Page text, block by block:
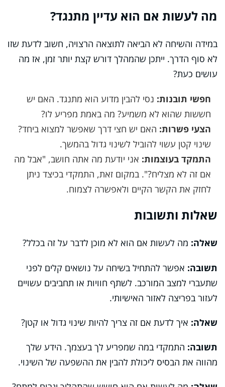
מה לעשות אם הוא עדיין מתנגד?
במידה והשיחה לא הביאה לתוצאה הרצויה, חשוב לדעת שזו
לא סוף הדרך. ייתכן שהמהלך דורש קצת יותר זמן, אז מה
עושים כעת?
חפשי תובנות: נסי להבין מדוע הוא מתנגד. האם יש
חששות שהוא לא משמיע? מה באמת מפריע לו?
הצעי פשרות: האם יש חצי דרך שאפשר למצוא ביחד?
שינוי קטן עשוי להוביל לשינוי גדול בהמשך.
התמקד בעוצמות: אני יודעת מה אתה חושב, "אבל מה
אם זה לא מצליח?". במקום זאת, התמקדי בכיצד ניתן
לחזק את הקשר הקיים ולאפשרה לצמוח.
שאלות ותשובות
שאלה: מה לעשות אם הוא לא מוכן לדבר על זה בכלל?
תשובה: אפשר להתחיל בשיחה על נושאים קלים לפני
שתעברי למצב המורכב. לשתף חוויות או תחביבים עשויים
לעזור בפריצה לאזור האישיותי.
שאלה: איך לדעת אם זה צריך להיות שינוי גדול או קטן?
תשובה: התמקדי במה שמפריע לך בעצמך. הידע שלך
מהווה את הבסיס ליכולת להבין את ההשפעה של השינוי.